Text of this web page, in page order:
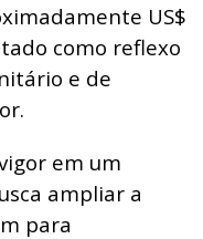
US$
como reflexo
e de
em um
ampliar a
para